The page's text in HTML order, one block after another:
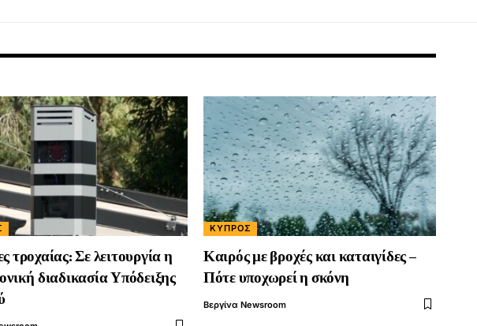
τροχαίας: Σε λειτουργία η
διαδικασία Υπόδειξης
ΚΎΠΡΟΣ
Καιρός με βροχές και καταιγίδες –
Πότε υποχωρεί η σκόνη
Βεργίνα Newsroom